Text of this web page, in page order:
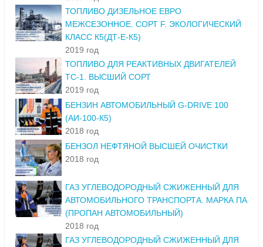
ТОПЛИВО ДИЗЕЛЬНОЕ ЕВРО
МЕЖСЕЗОННОЕ. СОРТ F. ЭКОЛОГИЧЕСКИЙ
КЛАСС К5(ДТ-Е-К5)
2019 год
ТОПЛИВО ДЛЯ РЕАКТИВНЫХ ДВИГАТЕЛЕЙ
ТС-1. ВЫСШИЙ СОРТ
2019 год
БЕНЗИН АВТОМОБИЛЬНЫЙ G-DRIVE 100
(АИ-100-К5)
2018 год
БЕНЗОЛ НЕФТЯНОЙ ВЫСШЕЙ ОЧИСТКИ
2018 год
ГАЗ УГЛЕВОДОРОДНЫЙ СЖИЖЕННЫЙ ДЛЯ
АВТОМОБИЛЬНОГО ТРАНСПОРТА. МАРКА ПА
(ПРОПАН АВТОМОБИЛЬНЫЙ)
2018 год
ГАЗ УГЛЕВОДОРОДНЫЙ СЖИЖЕННЫЙ ДЛЯ